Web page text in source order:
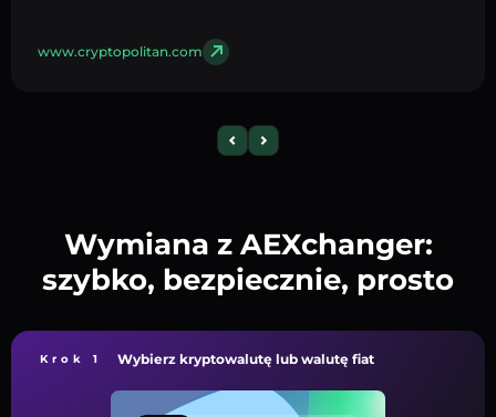
www.cryptopolitan.com
Wymiana z AEXchanger:
szybko, bezpiecznie, prosto
Krok 1 Wybierz kryptowalutę lub walutę fiat